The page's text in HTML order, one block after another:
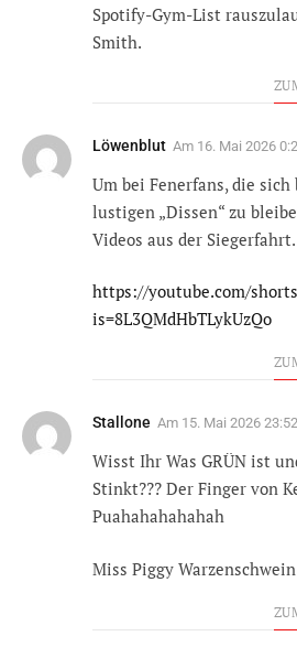
Spotify-Gym-List
Smith.
Löwenblut Am 16. Mai 2026
Um bei Fenerfans, die
lustigen „Dissen“ zu
Videos aus der Siegerfahrt.
https://youtube.com/
is=8L3QMdHbTLykUzQo
Stallone Am 15. Mai 2026 23:52
Wisst Ihr Was GRÜN ist
Stinkt??? Der Finger von
Puahahahahahah
Miss Piggy